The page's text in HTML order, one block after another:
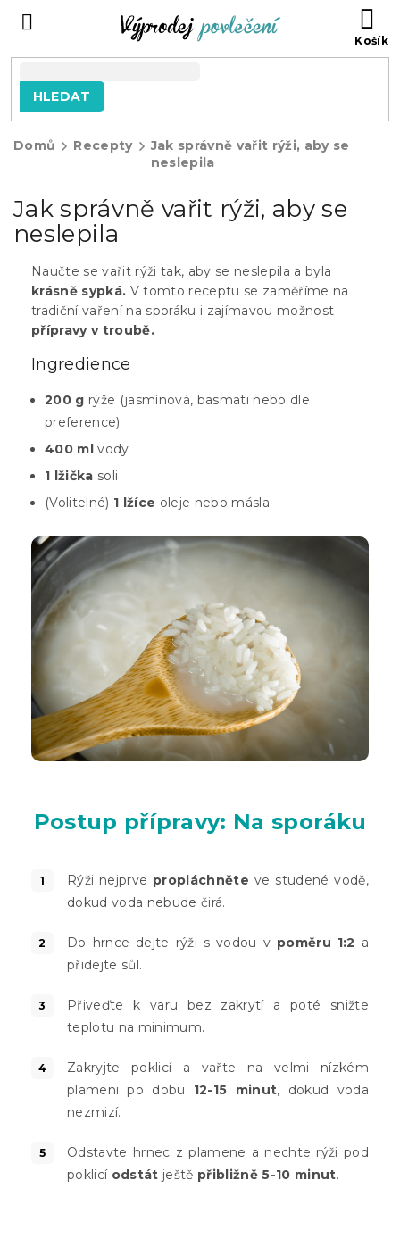
HLEDAT
Domů Recepty
Jak správně vařit rýži, aby se
neslepila
Jak správně vařit rýži, aby se
neslepila
Naučte se vařit rýži tak, aby se neslepila a byla
krásně sypká. V tomto receptu se zaměříme na
tradiční vaření na sporáku i zajímavou možnost
přípravy v troubě.
Ingredience
200 g rýže (jasmínová, basmati nebo dle
preference)
400 ml vody
1 lžička soli
(Volitelné) 1 lžíce oleje nebo másla
Postup přípravy: Na sporáku
Rýži nejprve propláchněte ve studené vodě,
dokud voda nebude čirá.
Do hrnce dejte rýži s vodou v poměru 1:2 a
přidejte sůl.
Přiveďte k varu bez zakrytí a poté snižte
teplotu na minimum.
Zakryjte poklicí a vařte na velmi nízkém
plameni po dobu 12-15 minut, dokud voda
nezmizí.
Odstavte hrnec z plamene a nechte rýži pod
poklicí odstát ještě přibližně 5-10 minut.